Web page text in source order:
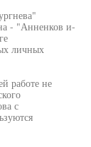
- "Анненков и-
личных
работе не
с